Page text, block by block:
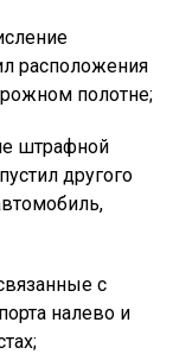
расположения
полотне;
штрафной
другого
с
налево и